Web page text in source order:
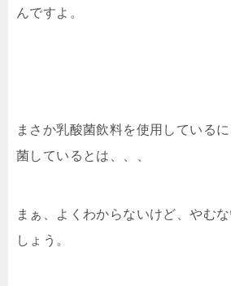
んですよ。
まさか乳酸菌飲料を使用している
菌しているとは、、、
まぁ、よくわからないけど、やむ
しょう。